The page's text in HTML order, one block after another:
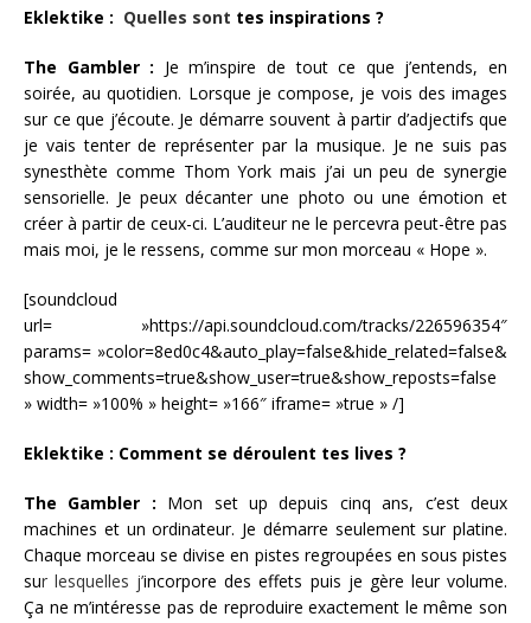
Eklektike : Quelles sont tes inspirations ?
The Gambler : Je m’inspire de tout ce que j’entends, en
soirée, au quotidien. Lorsque je compose, je vois des images
sur ce que j’écoute. Je démarre souvent à partir d’adjectifs que
je vais tenter de représenter par la musique. Je ne suis pas
synesthète comme Thom York mais j’ai un peu de synergie
sensorielle. Je peux décanter une photo ou une émotion et
créer à partir de ceux-ci. L’auditeur ne le percevra peut-être pas
mais moi, je le ressens, comme sur mon morceau « Hope ».
[soundcloud
url= »https://api.soundcloud.com/tracks/226596354″
params= »color=8ed0c4&auto_play=false&hide_related=false&
show_comments=true&show_user=true&show_reposts=false
» width= »100% » height= »166″ iframe= »true » /]
Eklektike : Comment se déroulent tes lives ?
The Gambler : Mon set up depuis cinq ans, c’est deux
machines et un ordinateur. Je démarre seulement sur platine.
Chaque morceau se divise en pistes regroupées en sous pistes
sur lesquelles j’incorpore des effets puis je gère leur volume.
Ça ne m’intéresse pas de reproduire exactement le même son